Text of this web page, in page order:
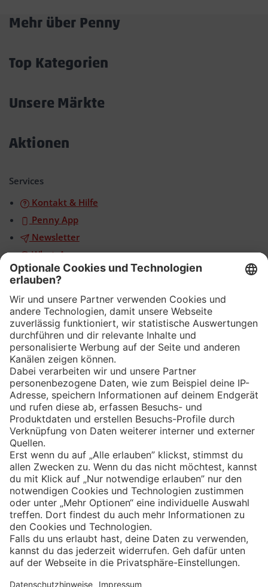
Mehr über Penny
Top Kategorien
Unsere Märkte
Aktionen
Services
Kontakt & Hilfe
Penny App
Newsletter
WhatsApp
App
Eishockey
Impressum